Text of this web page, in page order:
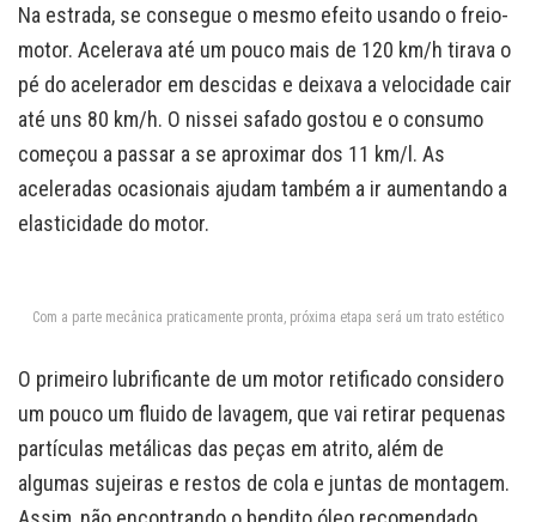
Na estrada, se consegue o mesmo efeito usando o freio-
motor. Acelerava até um pouco mais de 120 km/h tirava o
pé do acelerador em descidas e deixava a velocidade cair
até uns 80 km/h. O nissei safado gostou e o consumo
começou a passar a se aproximar dos 11 km/l. As
aceleradas ocasionais ajudam também a ir aumentando a
elasticidade do motor.
Com a parte mecânica praticamente pronta, próxima etapa será um trato estético
O primeiro lubrificante de um motor retificado considero
um pouco um fluido de lavagem, que vai retirar pequenas
partículas metálicas das peças em atrito, além de
algumas sujeiras e restos de cola e juntas de montagem.